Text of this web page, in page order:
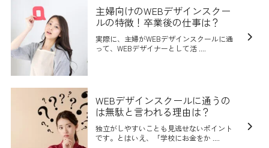
主婦向けのWEBデザインスクー
ルの特徴！卒業後の仕事は？
実際に、主婦がWEBデザインスクールに通
って、WEBデザイナーとして活 ....
WEBデザインスクールに通うの
は無駄と言われる理由は？
独立がしやすいことも見逃せないポイント
です。とはいえ、「学校にお金をか ....